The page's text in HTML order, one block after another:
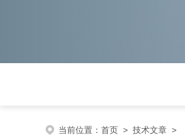
当前位置： 首页 > 技术文章 >